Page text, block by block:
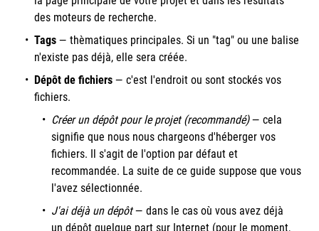
des moteurs de recherche.
Tags — thèmatiques principales. Si un "tag" ou une balise
n'existe pas déjà, elle sera créée.
Dépôt de fichiers — c'est l'endroit ou sont stockés vos
fichiers.
Créer un dépôt pour le projet (recommandé) — cela
signifie que nous nous chargeons d'héberger vos
fichiers. Il s'agit de l'option par défaut et
recommandée. La suite de ce guide suppose que vous
l'avez sélectionnée.
J'ai déjà un dépôt — dans le cas où vous avez déjà
un dépôt quelque part sur Internet (pour le moment,